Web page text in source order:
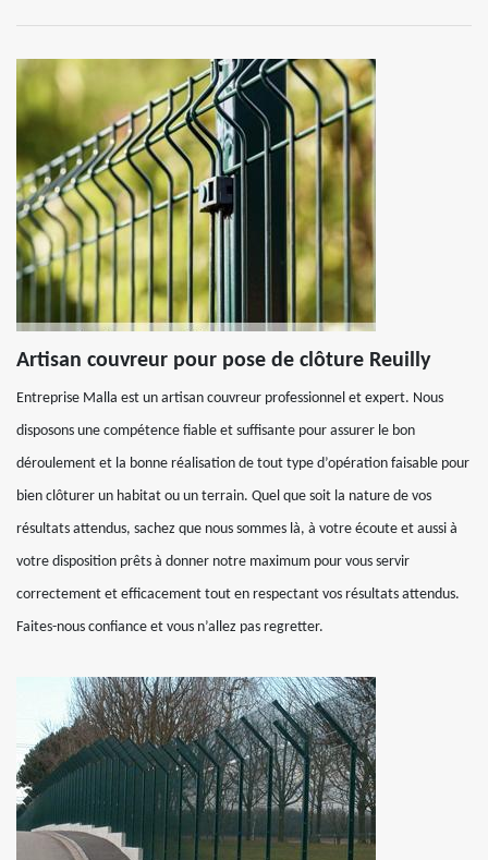
Artisan couvreur pour pose de clôture Reuilly
Entreprise Malla est un artisan couvreur professionnel et expert. Nous
disposons une compétence fiable et suffisante pour assurer le bon
déroulement et la bonne réalisation de tout type d’opération faisable pour
bien clôturer un habitat ou un terrain. Quel que soit la nature de vos
résultats attendus, sachez que nous sommes là, à votre écoute et aussi à
votre disposition prêts à donner notre maximum pour vous servir
correctement et efficacement tout en respectant vos résultats attendus.
Faites-nous confiance et vous n’allez pas regretter.